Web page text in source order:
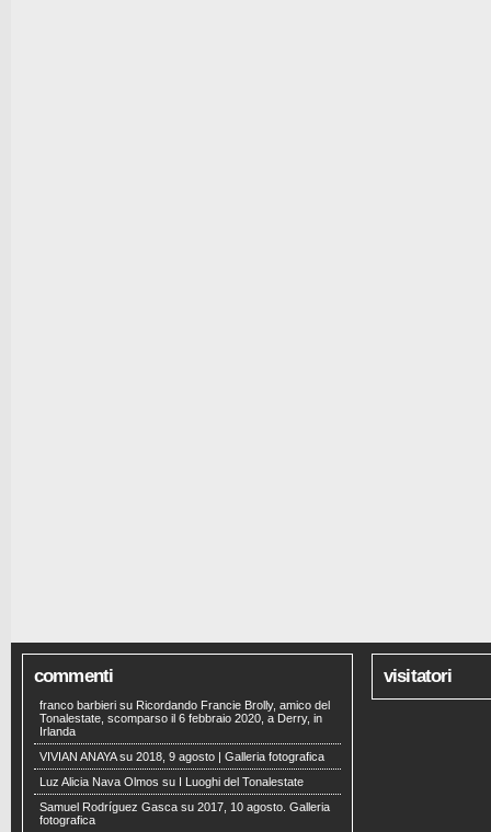
commenti
franco barbieri su Ricordando Francie Brolly, amico del
Tonalestate, scomparso il 6 febbraio 2020, a Derry, in
Irlanda
VIVIAN ANAYAsu 2018, 9 agosto | Galleria fotografica
Luz Alicia Nava Olmos su
I Luoghi del Tonalestate
Samuel Rodríguez Gasca su 2017, 10 agosto. Galleria
fotografica
visitatori